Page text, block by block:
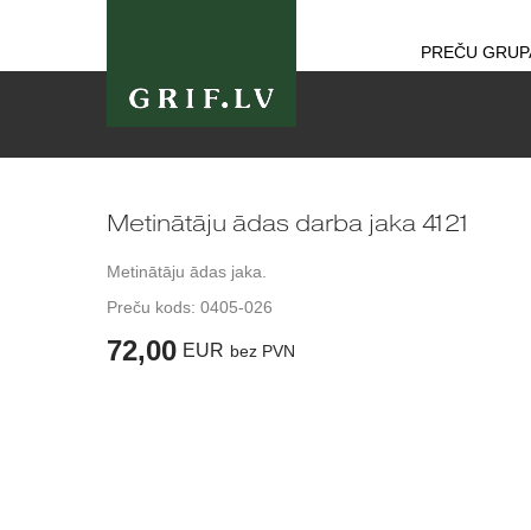
PREČU
Metinātāju ādas darba jaka 4121
Metinātāju ādas jaka.
Preču kods: 0405-026
72,00 EUR bez PVN